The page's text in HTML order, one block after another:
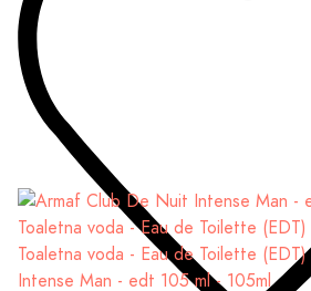
Toaletna voda - Eau de Toilette (EDT)
Intense Man - edt 105 ml - 105ml